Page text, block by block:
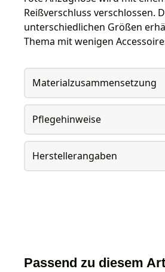
Reißverschluss verschlossen.
unterschiedlichen Größen
Thema mit wenigen
Materialzusammensetzung
Pflegehinweise
Herstellerangaben
Passend zu diesem